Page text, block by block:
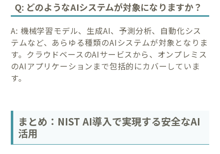
Q: どのようなAIシステムが対象になりますか？
A: 機械学習モデル、生成AI、予測分析、自動化シス
テムなど、あらゆる種類のAIシステムが対象となりま
す。クラウドベースのAIサービスから、オンプレミス
のAIアプリケーションまで包括的にカバーしていま
す。
まとめ：NIST AI導入で実現する安全なAI
活用